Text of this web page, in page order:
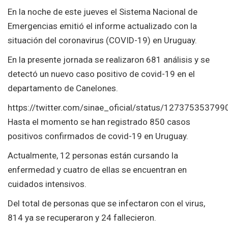
En la noche de este jueves el Sistema Nacional de
Emergencias emitió el informe actualizado con la
situación del coronavirus (COVID-19) en Uruguay.
En la presente jornada se realizaron 681 análisis y se
detectó un nuevo caso positivo de covid-19 en el
departamento de Canelones.
https://twitter.com/sinae_oficial/status/
Hasta el momento se han registrado 850 casos
positivos confirmados de covid-19 en Uruguay.
Actualmente, 12 personas están cursando la
enfermedad y cuatro de ellas se encuentran en
cuidados intensivos.
Del total de personas que se infectaron con el virus,
814 ya se recuperaron y 24 fallecieron.